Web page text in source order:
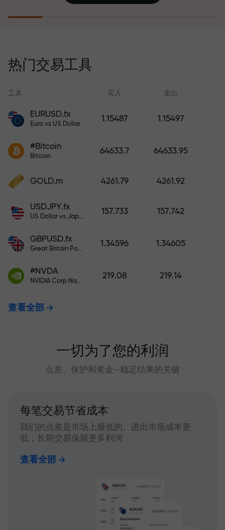
证6个月内利润增长3倍。放心交易—
您的资金受到保护！
奖金。X1000不是印刷错误。存款
热门交易工具
工具 买入 卖出
EURUSD.fx
Euro vs US Dollar
1.15487 1.15497
#Bitcoin
Bitcoin
64633.7 64633.95
GOLD.m 4261.79 4261.92
USDJPY.fx
US Dollar vs Japanese Yen
157.733 157.742
GBPUSD.fx
Great Britain Pound vs US Dollar
1.34596 1.34605
#NVDA
NVIDIA Corp Nasdaq Stock Exchange (Nasdaq) USD
219.08 219.14
查看全部
一切为了您的利润
点差、保护和奖金—稳定结果的关键
每笔交易节省成本
我们的点差是市场上最低的。进出市场成本更
低，长期交易保留更多利润
查看全部